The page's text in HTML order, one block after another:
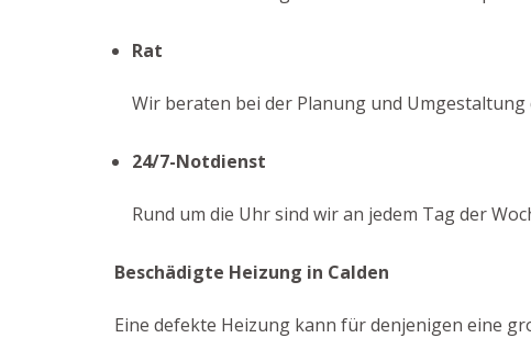
Rat
Wir beraten bei der Planung und
24/7-Notdienst
Rund um die Uhr sind wir an jedem Tag der
Beschädigte Heizung in Calden
Eine defekte Heizung kann für denjenigen eine